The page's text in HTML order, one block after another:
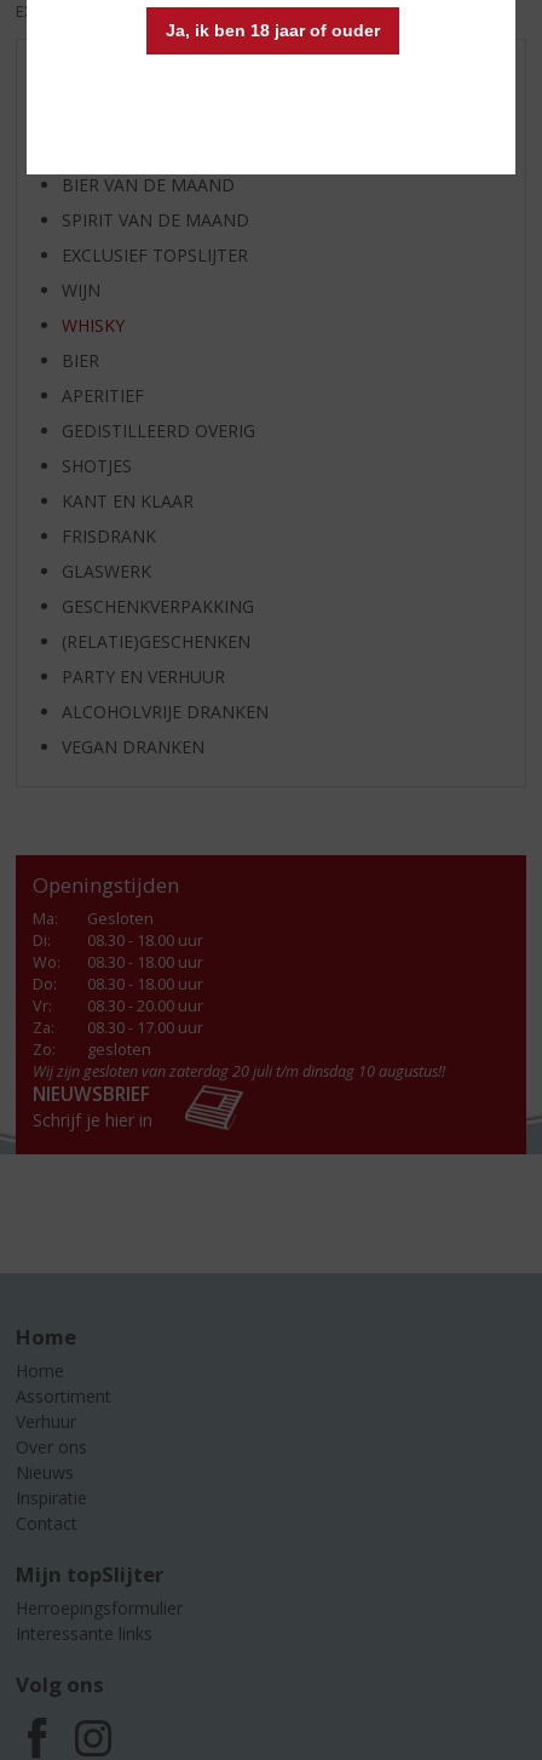
Ja, ik ben 18 jaar of ouder
EXCL. BTW INCL. BTW
BIER VAN DE MAAND
SPIRIT VAN DE MAAND
EXCLUSIEF TOPSLIJTER
WIJN
WHISKY
BIER
APERITIEF
GEDISTILLEERD OVERIG
SHOTJES
KANT EN KLAAR
FRISDRANK
GLASWERK
GESCHENKVERPAKKING
(RELATIE)GESCHENKEN
PARTY EN VERHUUR
ALCOHOLVRIJE DRANKEN
VEGAN DRANKEN
Openingstijden
Ma:
Gesloten
Di:
08.30 - 18.00 uur
Wo:
08.30 - 18.00 uur
Do:
08.30 - 18.00 uur
Vr:
08.30 - 20.00 uur
Za:
08.30 - 17.00 uur
Zo:
gesloten
Wij zijn gesloten van zaterdag 20 juli t/m dinsdag 10 augustus!!
NIEUWSBRIEF
Schrijf je hier in
Home
Home
Assortiment
Verhuur
Over ons
Nieuws
Inspiratie
Contact
Mijn topSlijter
Herroepingsformulier
Interessante links
Volg ons
F I